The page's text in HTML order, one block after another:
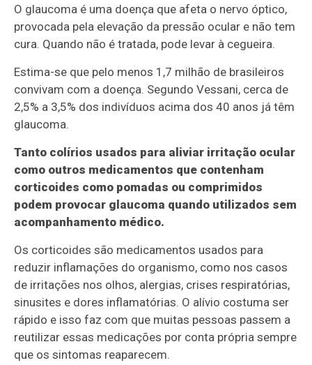
O glaucoma é uma doença que afeta o nervo óptico,
provocada pela elevação da pressão ocular e não tem
cura. Quando não é tratada, pode levar à cegueira.
Estima-se que pelo menos 1,7 milhão de brasileiros
convivam com a doença. Segundo Vessani, cerca de
2,5% a 3,5% dos indivíduos acima dos 40 anos já têm
glaucoma.
Tanto colírios usados para aliviar irritação ocular
como outros medicamentos que contenham
corticoides como pomadas ou comprimidos
podem provocar glaucoma quando utilizados sem
acompanhamento médico.
Os corticoides são medicamentos usados para
reduzir inflamações do organismo, como nos casos
de irritações nos olhos, alergias, crises respiratórias,
sinusites e dores inflamatórias. O alívio costuma ser
rápido e isso faz com que muitas pessoas passem a
reutilizar essas medicações por conta própria sempre
que os sintomas reaparecem.